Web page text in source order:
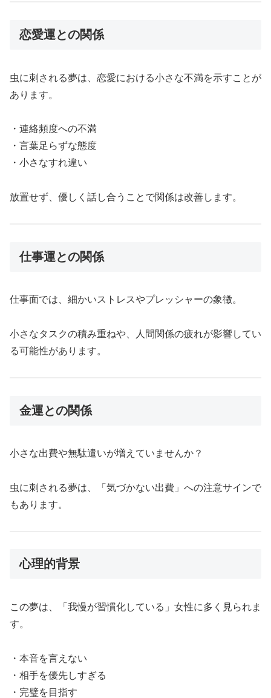
恋愛運との関係
虫に刺される夢は、恋愛における小さな不満を示すことが
あります。
・連絡頻度への不満
・言葉足らずな態度
・小さなすれ違い
放置せず、優しく話し合うことで関係は改善します。
仕事運との関係
仕事面では、細かいストレスやプレッシャーの象徴。
小さなタスクの積み重ねや、人間関係の疲れが影響してい
る可能性があります。
金運との関係
小さな出費や無駄遣いが増えていませんか？
虫に刺される夢は、「気づかない出費」への注意サインで
もあります。
心理的背景
この夢は、「我慢が習慣化している」女性に多く見られま
す。
・本音を言えない
・相手を優先しすぎる
・完璧を目指す